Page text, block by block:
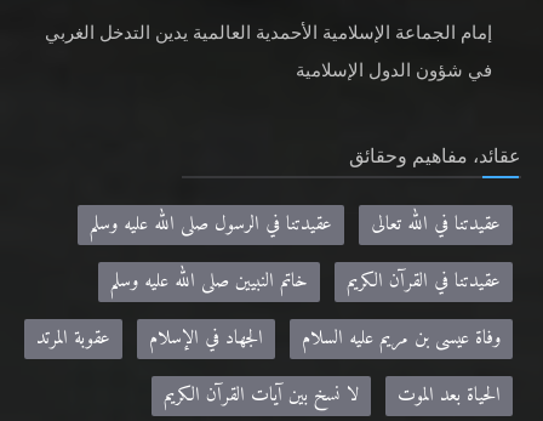
إمام الجماعة الإسلامية الأحمدية العالمية يدين التدخل الغربي
في شؤون الدول الإسلامية
عقائد، مفاهيم وحقائق
عقيدتنا في الله تعالى
عقيدتنا في الرسول صلى الله عليه وسلم
عقيدتنا في القرآن الكريم
خاتم النبيين صلى الله عليه وسلم
وفاة عيسى بن مريم عليه السلام
الجهاد في الإسلام
عقوبة المرتد
الحياة بعد الموت
لا نسخ بين آيات القرآن الكريم